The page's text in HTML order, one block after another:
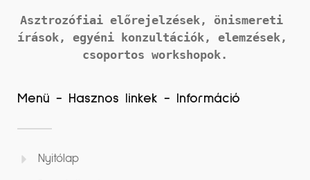
Asztrozófiai előrejelzések, önismereti
írások,
csoportos workshopok.
Menü - Hasznos linkek - Információ
Nyitólap